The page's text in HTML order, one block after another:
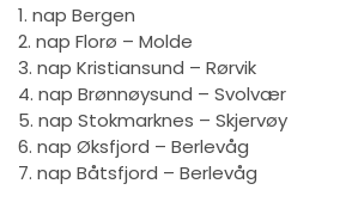
1. nap Bergen
2. nap Florø – Molde
3. nap Kristiansund – Rørvik
4. nap Brønnøysund – Svolvær
5. nap Stokmarknes – Skjervøy
6. nap Øksfjord – Berlevåg
7. nap Båtsfjord – Berlevåg